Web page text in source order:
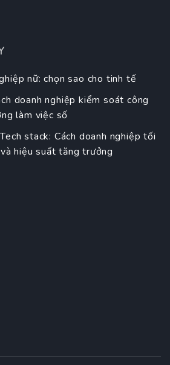
nữ: chọn sao cho tinh tế
doanh nghiệp kiểm soát công
làm việc số
stack: Cách doanh nghiệp tối
hiệu suất tăng trưởng